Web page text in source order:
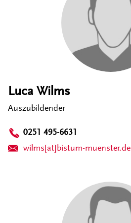
Luca Wilms
Auszubildender
0251 495-6631
wilms[at]bistum-muenster.de